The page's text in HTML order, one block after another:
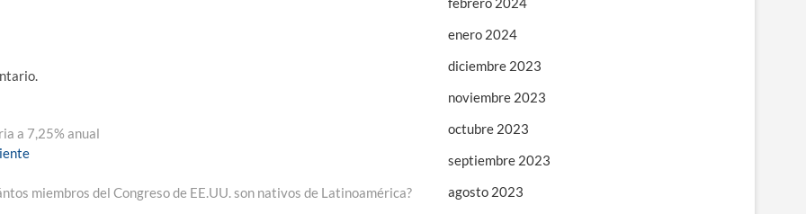
a 7,25% anual
Entrada
miembros del Congreso de EE.UU. son nativos de Latinoamérica?
enero 2024
diciembre 2023
noviembre 2023
octubre 2023
septiembre 2023
agosto 2023